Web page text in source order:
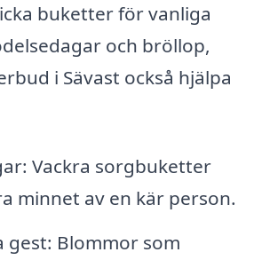
buketter för vanliga
och bröllop,
i Sävast också hjälpa
Vackra sorgbuketter
minnet av en kär person.
gest: Blommor som